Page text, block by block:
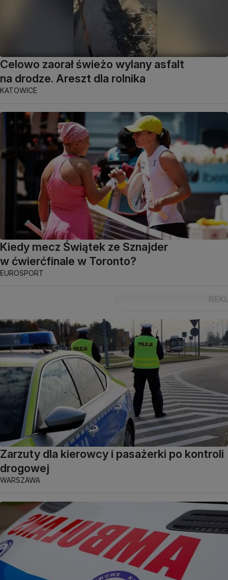
Celowo zaorał świeżo wylany asfalt
na drodze. Areszt dla rolnika
KATOWICE
Kiedy mecz Świątek ze Sznajder
w ćwierćfinale w Toronto?
EUROSPORT
Zarzuty dla kierowcy i pasażerki po kontroli
drogowej
WARSZAWA